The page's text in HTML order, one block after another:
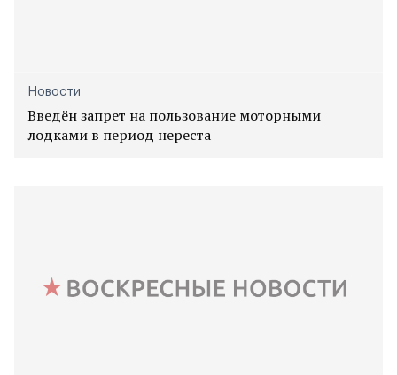
Новости
Введён запрет на пользование моторными
лодками в период нереста